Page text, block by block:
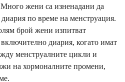
жени са изненадани да
по време на менструация.
брой жени изпитват
диария, когато имат
менструалните цикли и
на хормоналните промени,